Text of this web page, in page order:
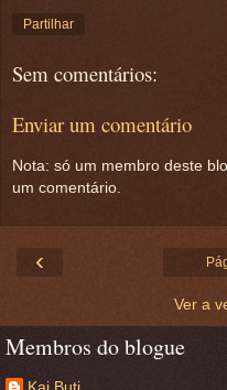
Partilhar
Sem comentários:
Enviar um comentário
Nota: só um membro deste
um comentário.
‹
Ver a
Membros do blogue